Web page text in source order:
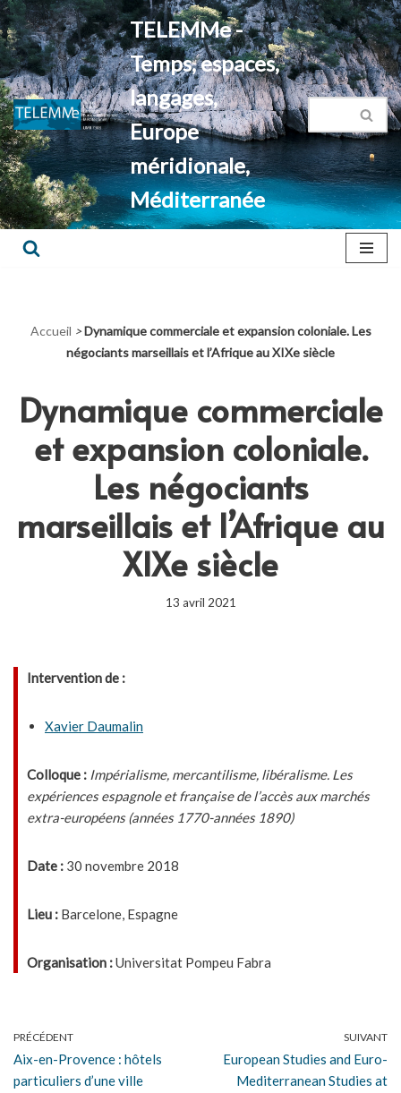
Aller
au
contenu
TELEMMe -
Temps, espaces,
langages,
Europe
méridionale,
Méditerranée
Accueil > Dynamique commerciale et expansion coloniale. Les
négociants marseillais et l’Afrique au XIXe siècle
Dynamique commerciale
et expansion coloniale.
Les négociants
marseillais et l’Afrique au
XIXe siècle
13 avril 2021
Intervention de :
Xavier Daumalin
Colloque : Impérialisme, mercantilisme, libéralisme. Les
expériences espagnole et française de l’accès aux marchés
extra-européens (années 1770-années 1890)
Date : 30 novembre 2018
Lieu : Barcelone, Espagne
Organisation :Universitat Pompeu Fabra
PRÉCÉDENT
Aix-en-Provence : hôtels
particuliers d’une ville
SUIVANT
European Studies and Euro-
Mediterranean Studies at